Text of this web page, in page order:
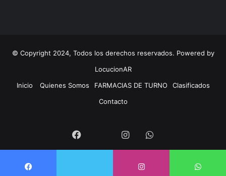
© Copyright 2024, Todos los derechos reservados. Powered by
LocucionAR
Inicio
Quienes Somos FARMACIAS DE TURNO
Clasificados
Contacto
Facebook InstagramWhatsapp